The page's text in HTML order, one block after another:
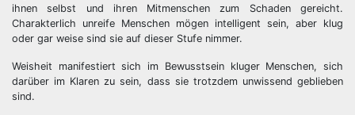
ihnen selbst und ihren Mitmenschen zum Schaden gereicht.
Charakterlich unreife Menschen mögen intelligent sein, aber klug
oder gar weise sind sie auf dieser Stufe nimmer.
Weisheit manifestiert sich im Bewusstsein kluger Menschen, sich
darüber im Klaren zu sein, dass sie trotzdem unwissend geblieben
sind.